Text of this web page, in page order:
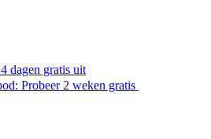
dagen gratis uit
Probeer 2 weken gratis